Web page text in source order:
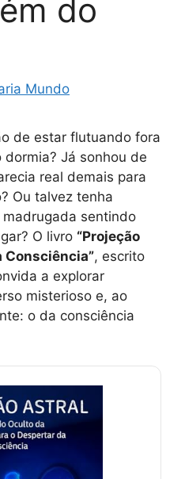
do
Mundo
de estar flutuando fora
Já sonhou de
real demais para
Ou talvez tenha
sentindo
O livro “Projeção
Consciência”, escrito
a explorar
misterioso e, ao
o da consciência